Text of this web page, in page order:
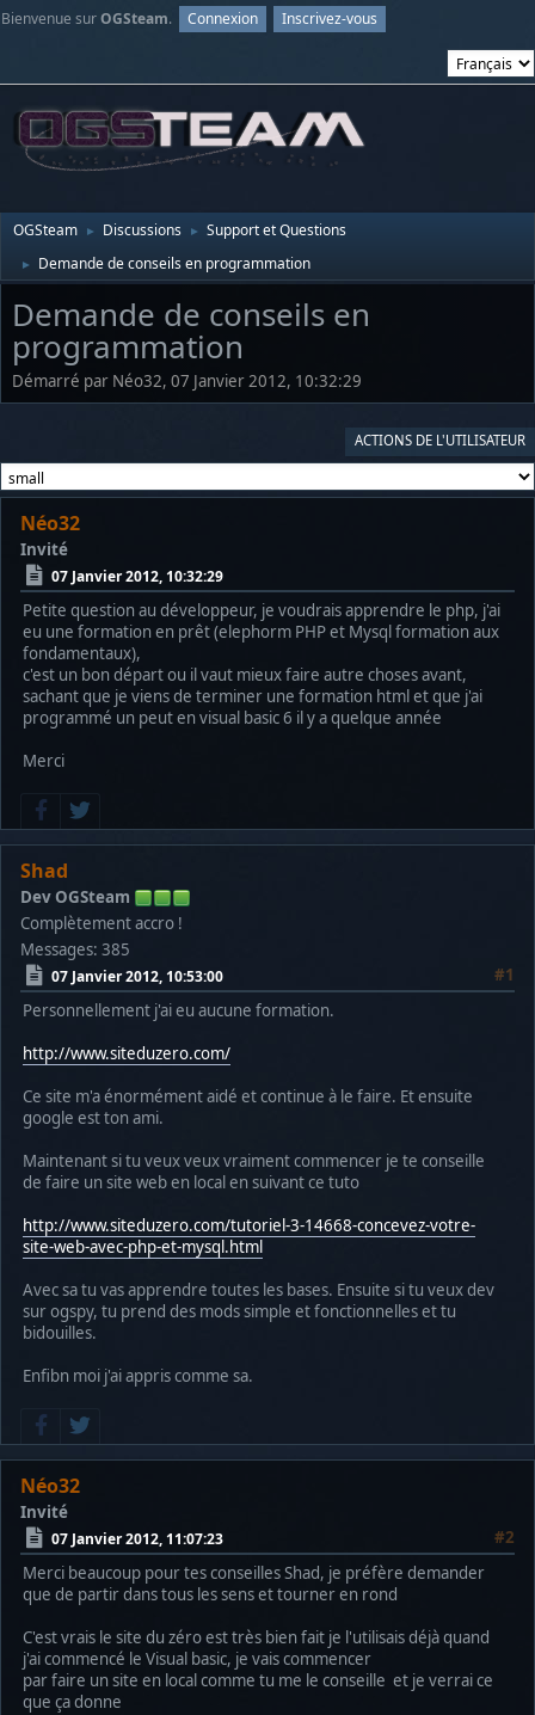
Bienvenue surOGSteam. Connexion Inscrivez-vous
OGSteam ► Discussions ► Support et Questions
► Demande de conseils en programmation
Demande de conseils en
programmation
Démarré par Néo32, 07 Janvier 2012, 10:32:29
ACTIONS DE L'UTILISATEUR
Néo32
Invité
07 Janvier 2012, 10:32:29
Petite question au développeur, je voudrais apprendre le php, j'ai
eu une formation en prêt (elephorm PHP et Mysql formation aux
fondamentaux),
c'est un bon départ ou il vaut mieux faire autre choses avant,
sachant que je viens de terminer une formation html et que j'ai
programmé un peut en visual basic 6 il y a quelque année
Merci
Shad
Dev OGSteam
Complètement accro !
Messages: 385
07 Janvier 2012, 10:53:00
#1
Personnellement j'ai eu aucune formation.
http://www.siteduzero.com/
Ce site m'a énormément aidé et continue à le faire. Et ensuite
google est ton ami.
Maintenant si tu veux veux vraiment commencer je te conseille
de faire un site web en local en suivant ce tuto
http://www.siteduzero.com/tutoriel-3-14668-concevez-votre-
site-web-avec-php-et-mysql.html
Avec sa tu vas apprendre toutes les bases. Ensuite si tu veux dev
sur ogspy, tu prend des mods simple et fonctionnelles et tu
bidouilles.
Enfibn moi j'ai appris comme sa.
Néo32
Invité
07 Janvier 2012, 11:07:23
#2
Merci beaucoup pour tes conseilles Shad, je préfère demander
que de partir dans tous les sens et tourner en rond
C'est vrais le site du zéro est très bien fait je l'utilisais déjà quand
j'ai commencé le Visual basic, je vais commencer
par faire un site en local comme tu me le conseille et je verrai ce
que ça donne